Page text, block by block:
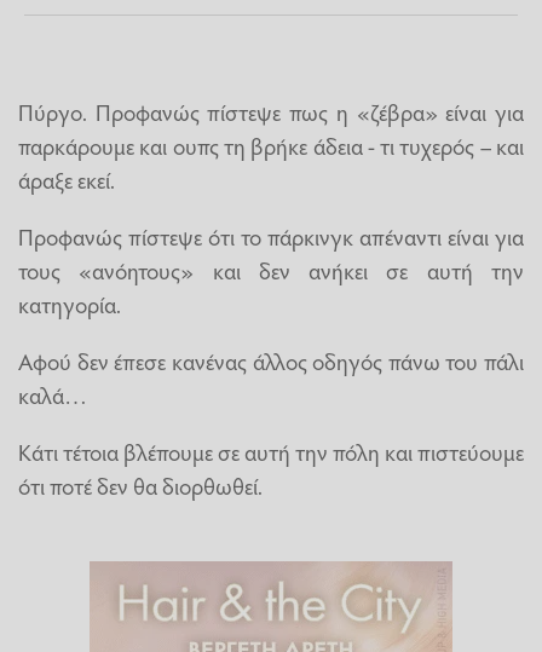
Πύργο. Προφανώς πίστεψε πως η «ζέβρα» είναι για
παρκάρουμε και ουπς τη βρήκε άδεια - τι τυχερός – και
άραξε εκεί.
Προφανώς πίστεψε ότι το πάρκινγκ απέναντι είναι για
τους «ανόητους» και δεν ανήκει σε αυτή την
κατηγορία.
Αφού δεν έπεσε κανένας άλλος οδηγός πάνω του πάλι
καλά…
Κάτι τέτοια βλέπουμε σε αυτή την πόλη και πιστεύουμε
ότι ποτέ δεν θα διορθωθεί.